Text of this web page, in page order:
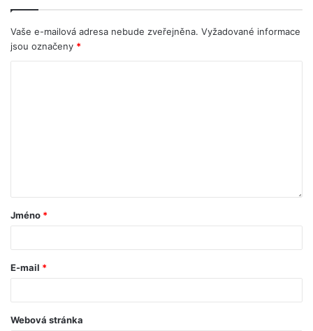
Vaše e-mailová adresa nebude zveřejněna. Vyžadované informace
jsou označeny *
Jméno *
E-mail *
Webová stránka